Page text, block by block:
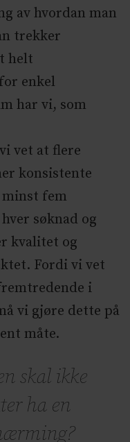
av hvordan man
trekker
helt
enkel
har vi, som
vet at flere
konsistente
fem
søknad og
kvalitet og
Fordi vi vet
i
vi gjøre dette på
måte.
skal ikke
ha en